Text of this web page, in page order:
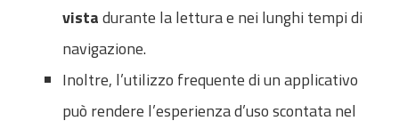
vistadurante la lettura e nei lunghi tempi di
navigazione.
Inoltre, l’utilizzo frequente di un applicativo
può rendere l’esperienza d’uso scontata nel